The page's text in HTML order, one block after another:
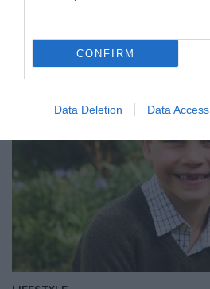
CONFIRM
Data Deletion Data Access